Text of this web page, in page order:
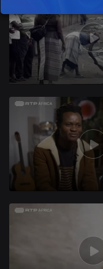
283121